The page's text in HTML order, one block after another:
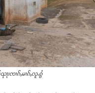
းၸၢၵ်ႇမၢၵ်ႇလူႉၵွႆ